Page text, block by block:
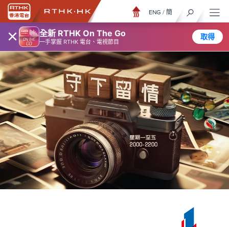
× 全新 RTHK On The Go
一手掌握 RTHK 電台、電視節目
取得
ENG / 簡